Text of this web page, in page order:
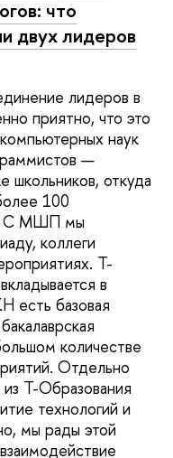
что
двух лидеров
лидеров в
приятно, что это
наук
—
школьников, откуда
100
С МШП мы
коллеги
Т-
в
есть базовая
количестве
Отдельно
Т-Образования
технологий и
мы рады этой